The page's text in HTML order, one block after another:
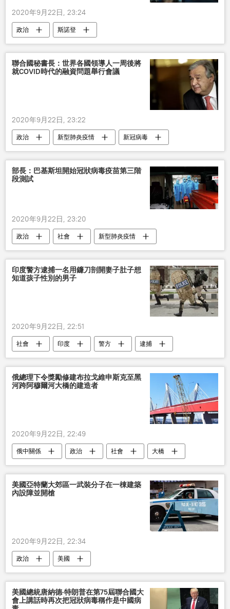
2020年9月22日, 23:24
政治 斯諾登
聯合國秘書長：世界各國領導人一周後將
就COVID時代的融資問題舉行會議
2020年9月22日, 23:22
政治 新型肺炎疫情 新冠病毒
部長：巴基斯坦開始冠狀病毒疫苗第三階
段測試
2020年9月22日, 23:20
政治 社會
新型肺炎疫情
新冠病毒
印度警方逮捕一名用鐮刀剖開妻子肚子想
知道孩子性別的男子
2020年9月22日, 22:51
社會 印度 警方
逮捕
孩子
性別
俄總理下令獎勵修建布拉戈維申斯克至黑
河跨阿穆爾河大橋的建造者
2020年9月22日, 22:49
俄中關係 政治 社會 大橋
美國亞特蘭大郊區一武裝分子在一棟建築
內設障並開槍
2020年9月22日, 22:34
政治 美國
美國總統唐納德·特朗普在第75屆聯合國大
會上講話時再次把冠狀病毒稱作是中國病